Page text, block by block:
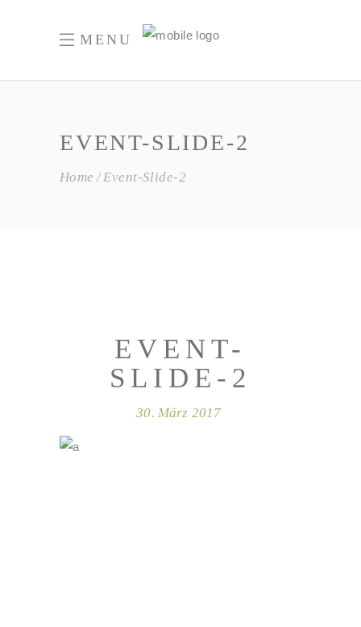
MENU
EVENT-SLIDE-2
Home Event-Slide-2
EVENT-
SLIDE-2
30. März 2017